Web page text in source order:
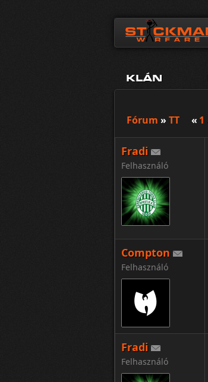
KLÁN
Fórum » TT « 1
Fradi
Felhasználó
Compton
Felhasználó
Fradi
Felhasználó